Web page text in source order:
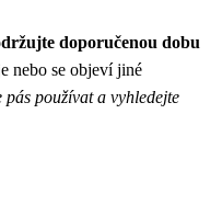
doporučenou dobu
nebo se objeví jiné
pás používat a vyhledejte